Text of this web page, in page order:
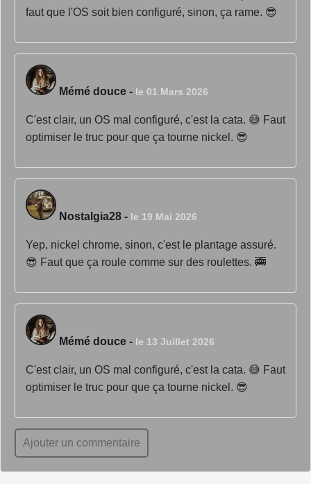
faut que l'OS soit bien configuré, sinon, ça rame. 😎
Mémé douce - le 01 Mars 2026
C'est clair, un OS mal configuré, c'est la cata. 😅 Faut
optimiser le truc pour que ça tourne nickel. 😎
Nostalgia28 - le 19 Mai 2026
Yep, nickel chrome, sinon, c'est le plantage assuré.
😎 Faut que ça roule comme sur des roulettes. 🚎
Mémé douce - le 13 Juillet 2026
C'est clair, un OS mal configuré, c'est la cata. 😅 Faut
optimiser le truc pour que ça tourne nickel. 😎
Ajouter un commentaire